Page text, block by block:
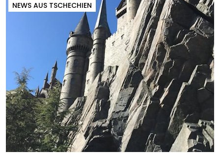
NEWS AUS TSCHECHIEN